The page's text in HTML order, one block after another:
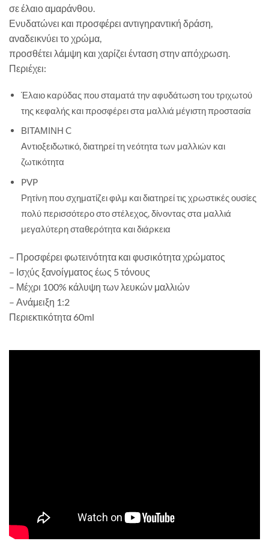
σε έλαιο αμαράνθου.
Ενυδατώνει και προσφέρει αντιγηραντική δράση,
αναδεικνύει το χρώμα,
προσθέτει λάμψη και χαρίζει ένταση στην απόχρωση.
Περιέχει:
Έλαιο καρύδας που σταματά την αφυδάτωση του τριχωτού
της κεφαλής και προσφέρει στα μαλλιά μέγιστη προστασία
ΒΙΤΑΜΙΝΗ C
Αντιοξειδωτικό, διατηρεί τη νεότητα των μαλλιών και
ζωτικότητα
PVP
Ρητίνη που σχηματίζει φιλμ και διατηρεί τις χρωστικές ουσίες
πολύ περισσότερο στο στέλεχος, δίνοντας στα μαλλιά
μεγαλύτερη σταθερότητα και διάρκεια
– Προσφέρει φωτεινότητα και φυσικότητα χρώματος
– Ισχύς ξανοίγματος έως 5 τόνους
– Μέχρι 100% κάλυψη των λευκών μαλλιών
– Ανάμειξη 1:2
Περιεκτικότητα 60ml